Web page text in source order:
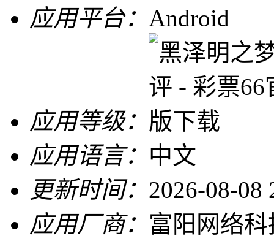
应用平台： Android
应用等级：
应用语言： 中文
更新时间： 2026-08-08
应用厂商： 富阳网络